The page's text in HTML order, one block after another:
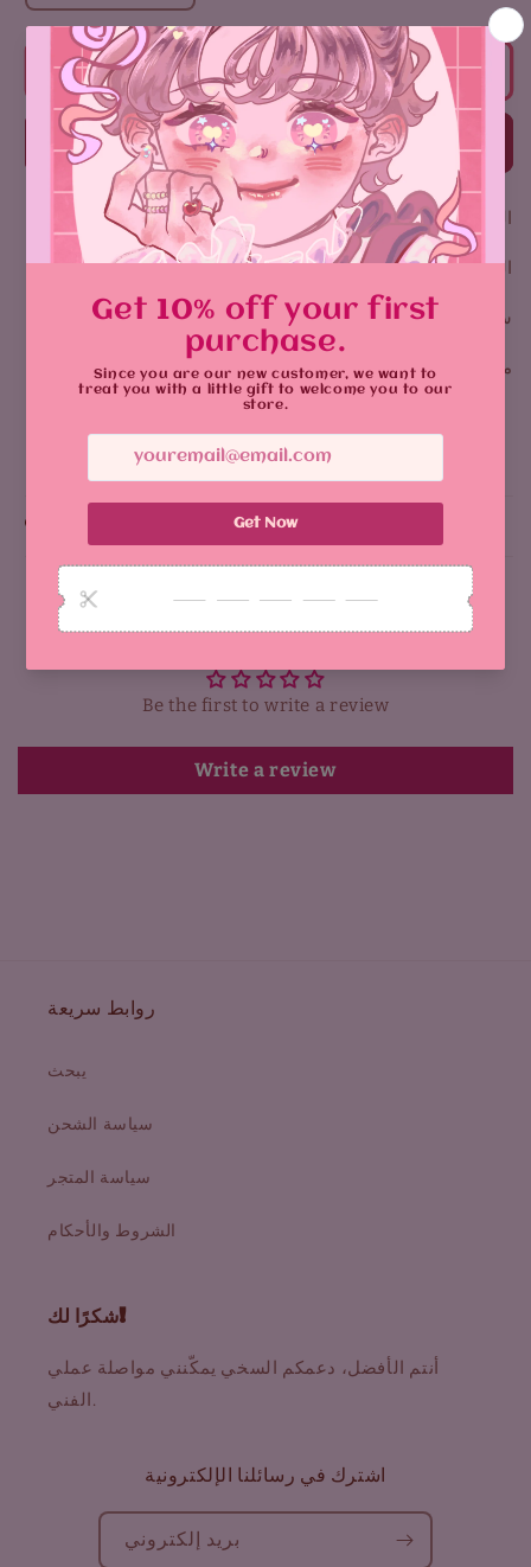
طبعة
باكوغو
لـ
طبعة
باكوغو
أضف إلى السلة
اشتر الآن
المقاس: العرض 13-14 سم
الطول 17-18 سم
سيكون اللون مختلفًا قليلاً عند الطباعة
ملصقات لامعة
يشارك
Why You'll Love It:
Customer Reviews
Be the first to write a review
Write a review
روابط سريعة
يبحث
سياسة الشحن
سياسة المتجر
الشروط والأحكام
شكرًا لك!
أنتم الأفضل، دعمكم السخي يمكّنني مواصلة عملي
الفني.
اشترك في رسائلنا الإلكترونية
بريد إلكتروني